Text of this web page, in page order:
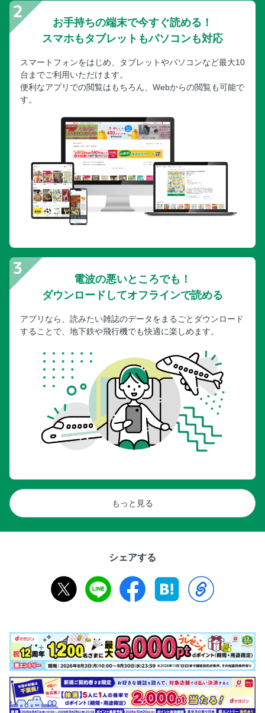
お手持ちの端末で今すぐ読める！
スマホもタブレットもパソコンも対応
スマートフォンをはじめ、タブレットやパソコンなど最大10
台までご利用いただけます。
便利なアプリでの閲覧はもちろん、Webからの閲覧も可能で
す。
電波の悪いところでも！
ダウンロードしてオフラインで読める
アプリなら、読みたい雑誌のデータをまるごとダウンロード
することで、地下鉄や飛行機でも快適に楽しめます。
もっと見る
シェアする